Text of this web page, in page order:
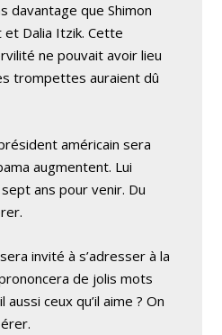
davantage que Shimon
Dalia Itzik. Cette
ne pouvait avoir lieu
trompettes auraient dû
américain sera
augmentent. Lui
ans pour venir. Du
invité à s’adresser à la
de jolis mots
ceux qu’il aime ? On